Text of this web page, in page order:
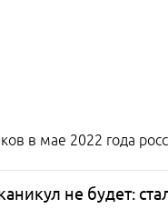
в мае 2022 года
не будет: